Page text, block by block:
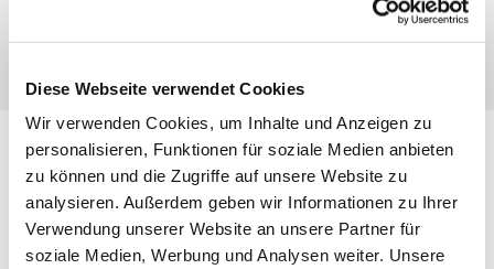
Diese Webseite verwendet Cookies
Wir verwenden Cookies, um Inhalte und Anzeigen zu
personalisieren, Funktionen für soziale Medien anbieten
zu können und die Zugriffe auf unsere Website zu
analysieren. Außerdem geben wir Informationen zu Ihrer
Verwendung unserer Website an unsere Partner für
soziale Medien, Werbung und Analysen weiter. Unsere
Heilig Kreuz, Kirche, Malchower Weg 22-24,
13053 Berlin